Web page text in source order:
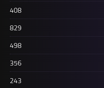
408
829
498
356
243